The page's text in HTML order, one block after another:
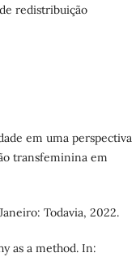
redistribuição
em uma perspectiva
transfeminina em
Todavia, 2022.
as a method. In: